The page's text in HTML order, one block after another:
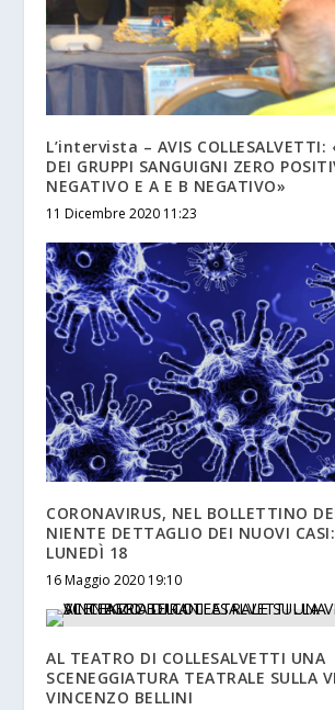
L’intervista – AVIS COLLESALVETTI:
DEI GRUPPI SANGUIGNI ZERO
NEGATIVO E A E B NEGATIVO»
11 Dicembre 2020 11:23
CORONAVIRUS, NEL BOLLETTINO
NIENTE DETTAGLIO DEI NUOVI
LUNEDÌ 18
16 Maggio 2020 19:10
AL TEATRO DI COLLESALVETTI UNA
SCENEGGIATURA TEATRALE SULLA
VINCENZO BELLINI